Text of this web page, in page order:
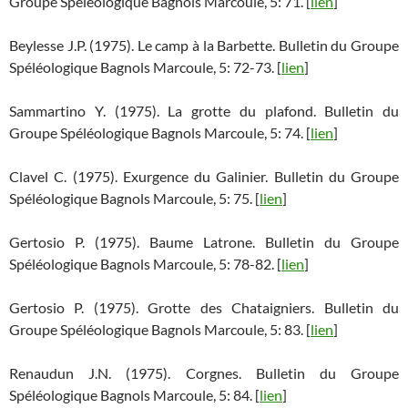
Beylesse J.P. (1975). Le camp à la Barbette. Bulletin du Groupe
Spéléologique Bagnols Marcoule, 5: 72-73. [lien]
Sammartino Y. (1975). La grotte du plafond. Bulletin du
Groupe Spéléologique Bagnols Marcoule, 5: 74. [lien]
Clavel C. (1975). Exurgence du Galinier. Bulletin du Groupe
Spéléologique Bagnols Marcoule, 5: 75. [lien]
Gertosio P. (1975). Baume Latrone. Bulletin du Groupe
Spéléologique Bagnols Marcoule, 5: 78-82. [lien]
Gertosio P. (1975). Grotte des Chataigniers. Bulletin du
Groupe Spéléologique Bagnols Marcoule, 5: 83. [lien]
Renaudun J.N. (1975). Corgnes. Bulletin du Groupe
Spéléologique Bagnols Marcoule, 5: 84. [lien]